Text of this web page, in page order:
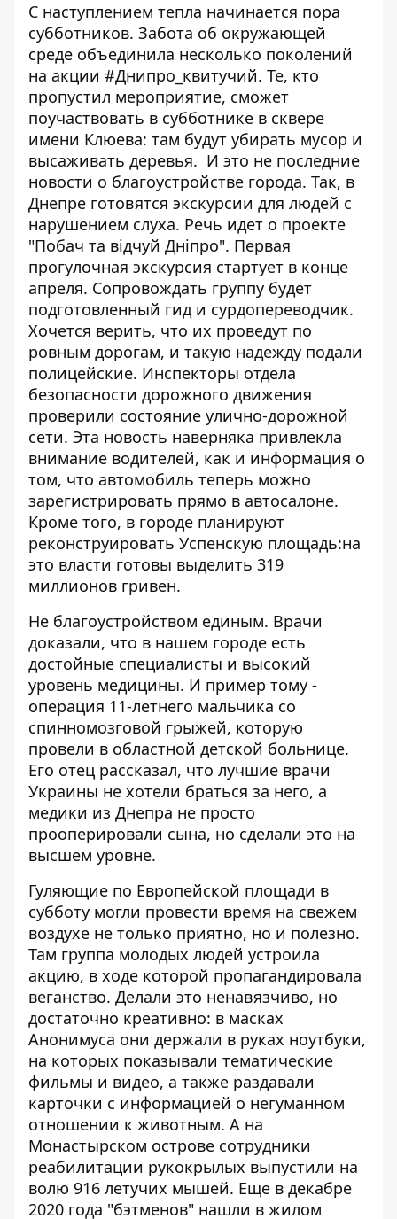
С наступлением тепла начинается пора
субботников. Забота об окружающей
среде объединила несколько поколений
на акции #Днипро_квитучий. Те, кто
пропустил мероприятие, сможет
поучаствовать в субботнике в сквере
имени Клюева: там будут убирать мусор и
высаживать деревья. И это не последние
новости о благоустройстве города. Так, в
Днепре готовятся экскурсии для людей с
нарушением слуха. Речь идет о проекте
"Побач та відчуй Дніпро". Первая
прогулочная экскурсия стартует в конце
апреля. Сопровождать группу будет
подготовленный гид и сурдопереводчик.
Хочется верить, что их проведут по
ровным дорогам, и такую надежду подали
полицейские. Инспекторы отдела
безопасности дорожного движения
проверили состояние улично-дорожной
сети. Эта новость наверняка привлекла
внимание водителей, как и информация о
том, что автомобиль теперь можно
зарегистрировать прямо в автосалоне.
Кроме того, в городе планируют
реконструировать Успенскую площадь:на
это власти готовы выделить 319
миллионов гривен.
Не благоустройством единым. Врачи
доказали, что в нашем городе есть
достойные специалисты и высокий
уровень медицины. И пример тому -
операция 11-летнего мальчика со
спинномозговой грыжей, которую
провели в областной детской больнице.
Его отец рассказал, что лучшие врачи
Украины не хотели браться за него, а
медики из Днепра не просто
прооперировали сына, но сделали это на
высшем уровне.
Гуляющие по Европейской площади в
субботу могли провести время на свежем
воздухе не только приятно, но и полезно.
Там группа молодых людей устроила
акцию, в ходе которой пропагандировала
веганство. Делали это ненавязчиво, но
достаточно креативно: в масках
Анонимуса они держали в руках ноутбуки,
на которых показывали тематические
фильмы и видео, а также раздавали
карточки с информацией о негуманном
отношении к животным. А на
Монастырском острове сотрудники
реабилитации рукокрылых выпустили на
волю 916 летучих мышей. Еще в декабре
2020 года "бэтменов" нашли в жилом